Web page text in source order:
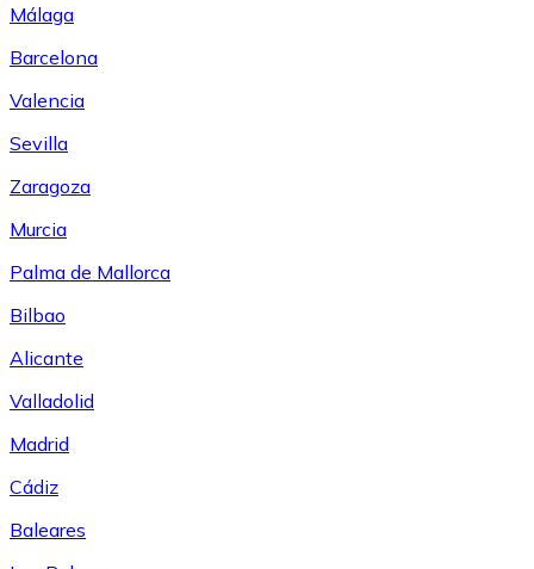
Málaga
Barcelona
Valencia
Sevilla
Zaragoza
Murcia
Palma de Mallorca
Bilbao
Alicante
Valladolid
Madrid
Cádiz
Baleares